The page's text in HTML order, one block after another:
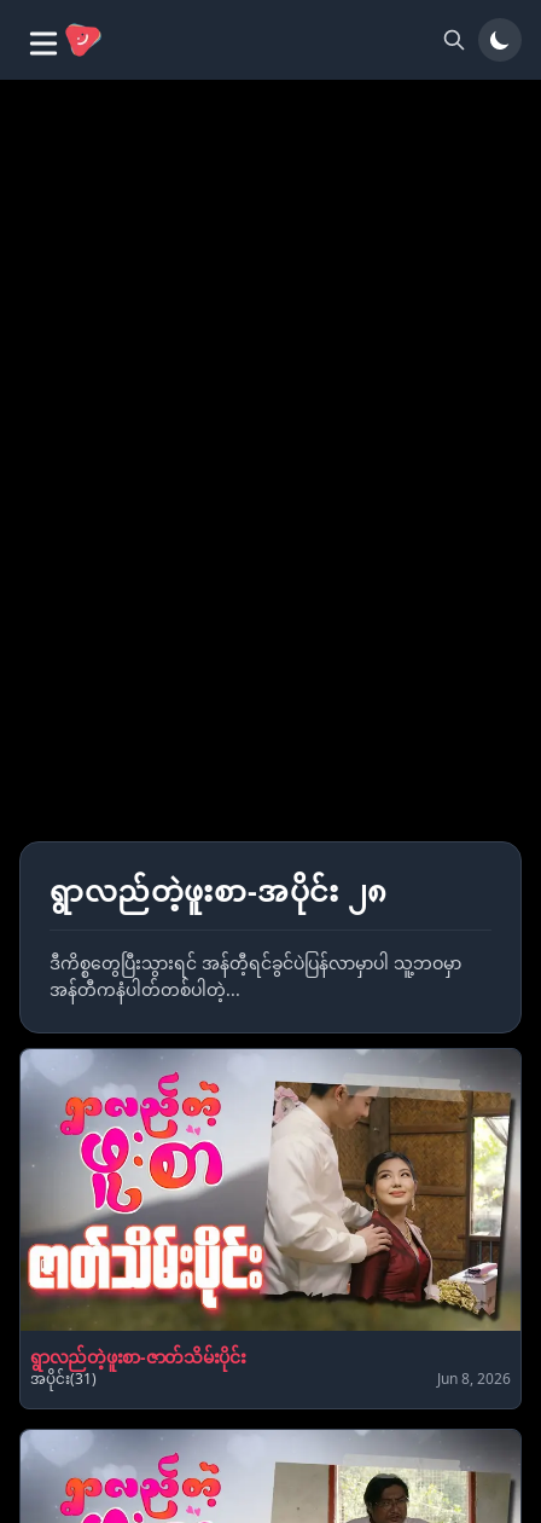
ရွာလည်တဲ့ဖူးစာ-အပိုင်း ၂၈
ဒီကိစ္စတွေပြီးသွားရင် အန်တီ့ရင်ခွင်ပဲပြန်လာမှာပါ သူ့ဘဝမှာ
အန်တီကနံပါတ်တစ်ပါတဲ့...
ရွာလည်တဲ့ဖူးစာ-ဇာတ်သိမ်းပိုင်း
အပိုင်း(31) Jun 8, 2026